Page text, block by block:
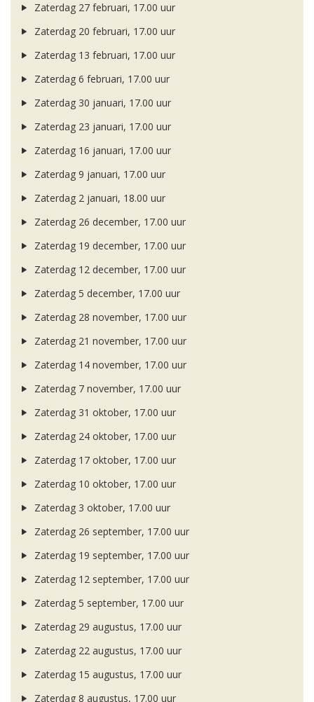
Zaterdag 27 februari, 17.00 uur
Zaterdag 20 februari, 17.00 uur
Zaterdag 13 februari, 17.00 uur
Zaterdag 6 februari, 17.00 uur
Zaterdag 30 januari, 17.00 uur
Zaterdag 23 januari, 17.00 uur
Zaterdag 16 januari, 17.00 uur
Zaterdag 9 januari, 17.00 uur
Zaterdag 2 januari, 18.00 uur
Zaterdag 26 december, 17.00 uur
Zaterdag 19 december, 17.00 uur
Zaterdag 12 december, 17.00 uur
Zaterdag 5 december, 17.00 uur
Zaterdag 28 november, 17.00 uur
Zaterdag 21 november, 17.00 uur
Zaterdag 14 november, 17.00 uur
Zaterdag 7 november, 17.00 uur
Zaterdag 31 oktober, 17.00 uur
Zaterdag 24 oktober, 17.00 uur
Zaterdag 17 oktober, 17.00 uur
Zaterdag 10 oktober, 17.00 uur
Zaterdag 3 oktober, 17.00 uur
Zaterdag 26 september, 17.00 uur
Zaterdag 19 september, 17.00 uur
Zaterdag 12 september, 17.00 uur
Zaterdag 5 september, 17.00 uur
Zaterdag 29 augustus, 17.00 uur
Zaterdag 22 augustus, 17.00 uur
Zaterdag 15 augustus, 17.00 uur
Zaterdag 8 augustus, 17.00 uur